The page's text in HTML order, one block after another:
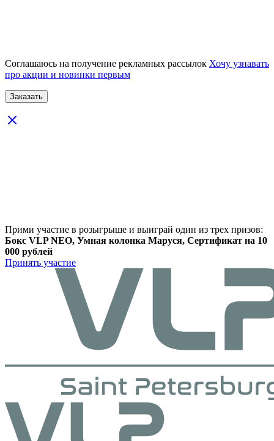
Соглашаюсь на получение рекламных рассылок Хочу узнавать
про акции и новинки первым
Прими участие в розыгрыше и выиграй один из трех призов:
Бокс VLP NEO, Умная колонка Маруся, Сертификат на 10
000 рублей
Принять участие